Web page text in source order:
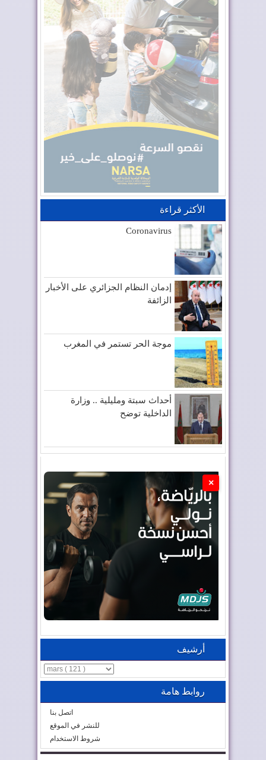
الأكثر قراءة
Coronavirus
إدمان النظام الجزائري على الأخبار
الزائفة
موجة الحر تستمر في المغرب
أحداث سبتة ومليلية .. وزارة
الداخلية توضح
×
أرشيف
روابط هامة
اتصل بنا
للنشر في الموقع
شروط الاستخدام